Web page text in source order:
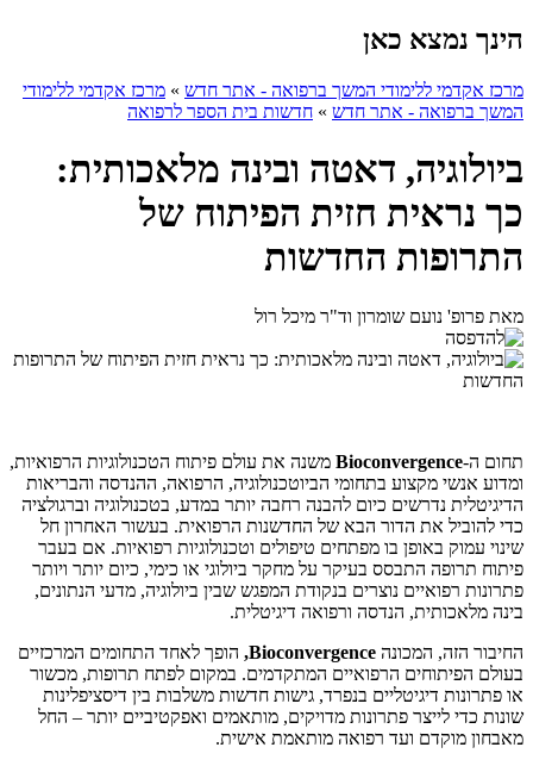
הינך נמצא כאן
מרכז אקדמי ללימודי המשך ברפואה - אתר חדש » מרכז אקדמי ללימודי
המשך ברפואה - אתר חדש » חדשות בית הספר לרפואה
ביולוגיה, דאטה ובינה מלאכותית:
כך נראית חזית הפיתוח של
התרופות החדשות
מאת פרופ' נועם שומרון וד"ר מיכל רול
תחום ה-Bioconvergence משנה את עולם פיתוח הטכנולוגיות הרפואיות,
ומדוע אנשי מקצוע בתחומי הביוטכנולוגיה, הרפואה, ההנדסה והבריאות
הדיגיטלית נדרשים כיום להבנה רחבה יותר במדע, בטכנולוגיה וברגולציה
כדי להוביל את הדור הבא של החדשנות הרפואית. בעשור האחרון חל
שינוי עמוק באופן בו מפתחים טיפולים וטכנולוגיות רפואיות. אם בעבר
פיתוח תרופה התבסס בעיקר על מחקר ביולוגי או כימי, כיום יותר ויותר
פתרונות רפואיים נוצרים בנקודת המפגש שבין ביולוגיה, מדעי הנתונים,
בינה מלאכותית, הנדסה ורפואה דיגיטלית.
החיבור הזה, המכונה Bioconvergence, הופך לאחד התחומים המרכזיים
בעולם הפיתוחים הרפואיים המתקדמים. במקום לפתח תרופות, מכשור
או פתרונות דיגיטליים בנפרד, גישות חדשות משלבות בין דיסציפלינות
שונות כדי לייצר פתרונות מדויקים, מותאמים ואפקטיביים יותר – החל
מאבחון מוקדם ועד רפואה מותאמת אישית.